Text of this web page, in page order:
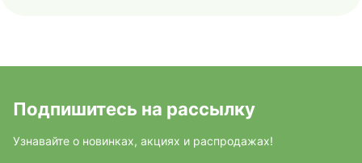
Подпишитесь на рассылку
Узнавайте о новинках, акциях и распродажах!